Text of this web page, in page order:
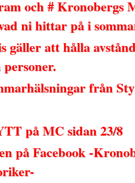
och # Kronobergs
ni hittar på i
gäller att hålla
från
på MC sidan 23/8
på Facebook -